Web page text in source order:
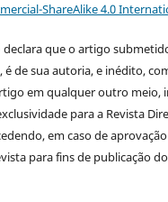
ShareAlike 4.0
que o artigo
é de sua autoria, e inédito,
em qualquer outro meio,
para a Revista
em caso de
para fins de publicação